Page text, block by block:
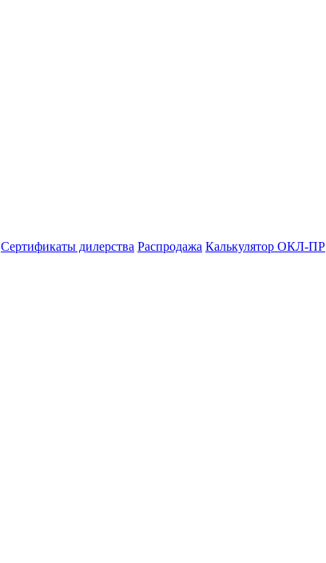
Сертификаты дилерства Распродажа Калькулятор ОКЛ-ПР